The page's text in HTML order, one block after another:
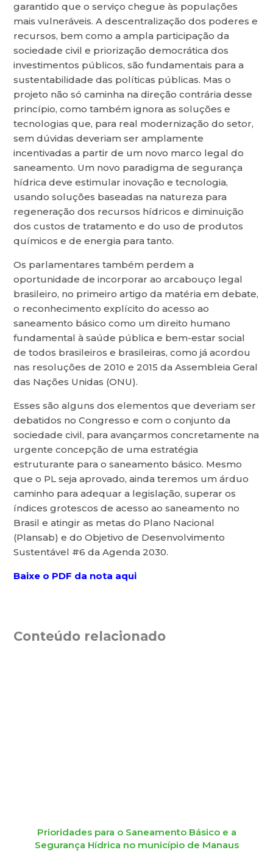
garantido que o serviço chegue às populações
mais vulneráveis. A descentralização dos poderes e
recursos, bem como a ampla participação da
sociedade civil e priorização democrática dos
investimentos públicos, são fundamentais para a
sustentabilidade das políticas públicas. Mas o
projeto não só caminha na direção contrária desse
princípio, como também ignora as soluções e
tecnologias que, para real modernização do setor,
sem dúvidas deveriam ser amplamente
incentivadas a partir de um novo marco legal do
saneamento. Um novo paradigma de segurança
hídrica deve estimular inovação e tecnologia,
usando soluções baseadas na natureza para
regeneração dos recursos hídricos e diminuição
dos custos de tratamento e do uso de produtos
químicos e de energia para tanto.
Os parlamentares também perdem a
oportunidade de incorporar ao arcabouço legal
brasileiro, no primeiro artigo da matéria em debate,
o reconhecimento explícito do acesso ao
saneamento básico como um direito humano
fundamental à saúde pública e bem-estar social
de todos brasileiros e brasileiras, como já acordou
nas resoluções de 2010 e 2015 da Assembleia Geral
das Nações Unidas (ONU).
Esses são alguns dos elementos que deveriam ser
debatidos no Congresso e com o conjunto da
sociedade civil, para avançarmos concretamente na
urgente concepção de uma estratégia
estruturante para o saneamento básico. Mesmo
que o PL seja aprovado, ainda teremos um árduo
caminho para adequar a legislação, superar os
índices grotescos de acesso ao saneamento no
Brasil e atingir as metas do Plano Nacional
(Plansab) e do Objetivo de Desenvolvimento
Sustentável #6 da Agenda 2030.
Baixe o PDF da nota aqui
Conteúdo relacionado
Prioridades para o Saneamento Básico e a
Segurança Hídrica no município de Manaus